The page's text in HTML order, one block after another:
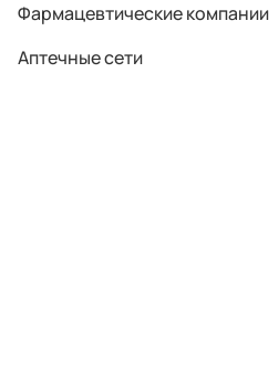
Фармацевтические компании
Аптечные сети